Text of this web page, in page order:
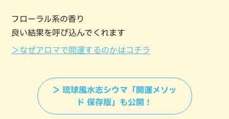
フローラル系の香り
良い結果を呼び込んでくれます
＞なぜアロマで開運するのかはコチラ
＞ 琉球風水志シウマ「開運メソッ
ド 保存版」も公開！